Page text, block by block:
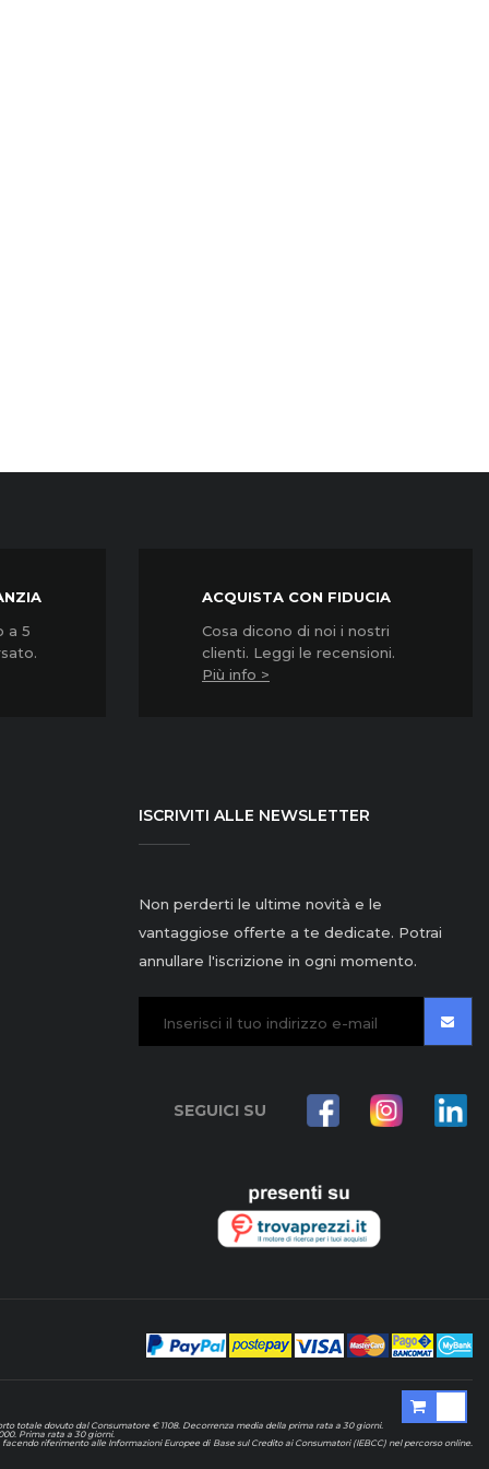
a 5
ACQUISTA CON FIDUCIA
Cosa dicono di noi i nostri
clienti. Leggi le recensioni.
Più info >
ISCRIVITI ALLE NEWSLETTER
Non perderti le ultime novità e le
vantaggiose offerte a te dedicate. Potrai
annullare l'iscrizione in ogni momento.
SEGUICI SU
totale dovuto dal Consumatore € 1108. Decorrenza media della prima rata a 30 giorni.
Prima rata a 30 giorni.
riferimento alle Informazioni Europee di Base sul Credito ai Consumatori (IEBCC) nel percorso online.